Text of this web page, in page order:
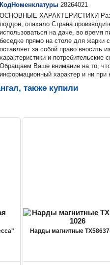
КодНоменклатуры 28264021
ОСНОВНЫЕ ХАРАКТЕРИСТИКИ
поддон, опахало Страна
использоваться на даче, во время
беседке прямо на столе для жарки
оставляет за собой право вносить
характеристики и потребительские
Обращаем Ваше внимание на то,
информационный характер и ни при
также купили
Нарды магнитные